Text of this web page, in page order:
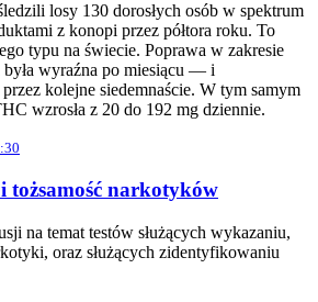
losy 130 dorosłych osób w spektrum
z konopi przez półtora roku. To
typu na świecie. Poprawa w zakresie
wyraźna po miesiącu — i
przez kolejne siedemnaście. W tym samym
wzrosła z 20 do 192 mg dziennie.
tożsamość narkotyków
na temat testów służących wykazaniu,
oraz służących zidentyfikowaniu